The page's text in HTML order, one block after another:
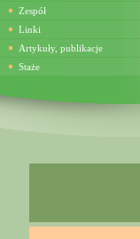
Zespół
Linki
Artykuły, publikacje
Staże